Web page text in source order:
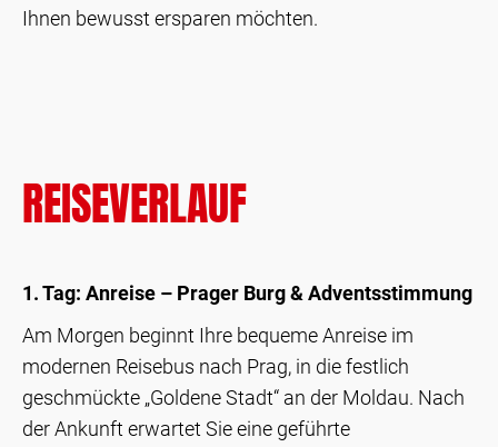
Ihnen bewusst ersparen möchten.
REISEVERLAUF
1. Tag: Anreise – Prager Burg & Adventsstimmung
Am Morgen beginnt Ihre bequeme Anreise im
modernen Reisebus nach Prag, in die festlich
geschmückte „Goldene Stadt“ an der Moldau. Nach
der Ankunft erwartet Sie eine geführte